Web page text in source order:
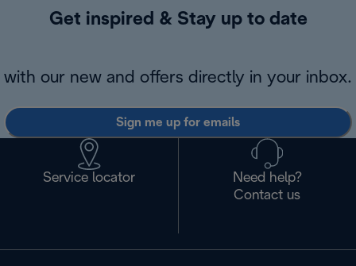
Get inspired & Stay up to date
with our new and offers directly in your inbox.
Sign me up for emails
Service locator
Need help?
Contact us